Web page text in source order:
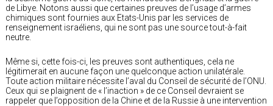
de Libye. Notons aussi que certaines preuves de l’usage d’armes
chimiques sont fournies aux Etats-Unis par les services de
renseignement israéliens, qui ne sont pas une source tout-à-fait
neutre.
Même si, cette fois-ci, les preuves sont authentiques, cela ne
légitimerait en aucune façon une quelconque action unilatérale.
Toute action militaire nécessite l’aval du Conseil de sécurité de l’ONU.
Ceux qui se plaignent de « l’inaction » de ce Conseil devraient se
rappeler que l’opposition de la Chine et de la Russie à une intervention